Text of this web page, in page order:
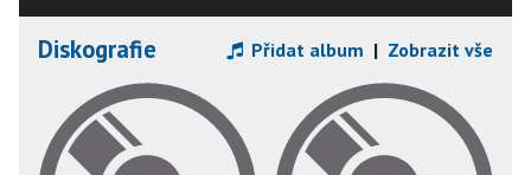
Diskografie Přidat album | Zobrazit vše